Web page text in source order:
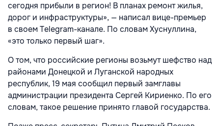
сегодня прибыли в регион! В планах ремонт жилья,
дорог и инфраструктуры», — написал вице-премьер
в своем Telegram-канале. По словам Хуснуллина,
«это только первый шаг».
О том, что российские регионы возьмут шефство над
районами Донецкой и Луганской народных
республик, 19 мая сообщил первый замглавы
администрации президента Сергей Кириенко. По его
словам, такое решение принято главой государства.